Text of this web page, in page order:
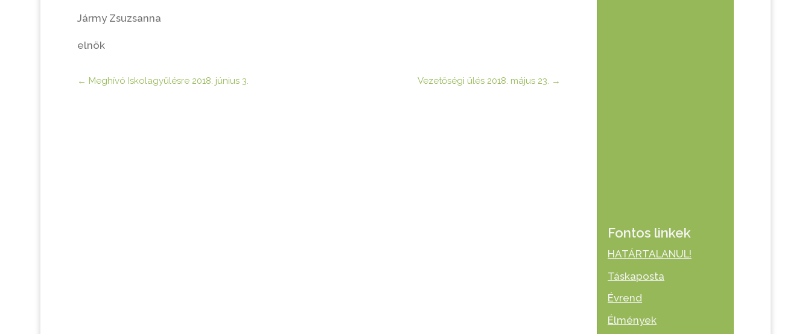
Jármy Zsuzsanna
elnök
← Meghívó Iskolagyűlésre 2018. június 3. Vezetőségi ülés 2018. május 23. →
Fontos linkek
HATÁRTALANUL!
Táskaposta
Évrend
Élmények